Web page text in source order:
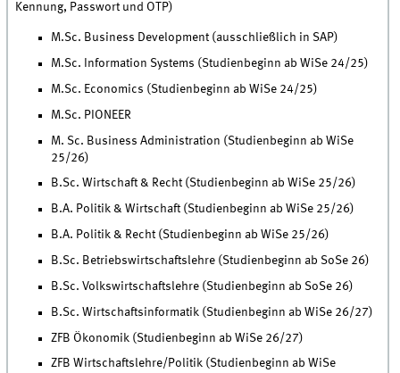
Kennung, Passwort und OTP)
M.Sc. Business Development (ausschließlich in SAP)
M.Sc. Information Systems (Studienbeginn ab WiSe 24/25)
M.Sc. Economics (Studienbeginn ab WiSe 24/25)
M.Sc. PIONEER
M. Sc. Business Administration (Studienbeginn ab WiSe
25/26)
B.Sc. Wirtschaft & Recht (Studienbeginn ab WiSe 25/26)
B.A. Politik & Wirtschaft (Studienbeginn ab WiSe 25/26)
B.A. Politik & Recht (Studienbeginn ab WiSe 25/26)
B.Sc. Betriebswirtschaftslehre (Studienbeginn ab SoSe 26)
B.Sc. Volkswirtschaftslehre (Studienbeginn ab SoSe 26)
B.Sc. Wirtschaftsinformatik (Studienbeginn ab WiSe 26/27)
ZFB Ökonomik (Studienbeginn ab WiSe 26/27)
ZFB Wirtschaftslehre/Politik (Studienbeginn ab WiSe